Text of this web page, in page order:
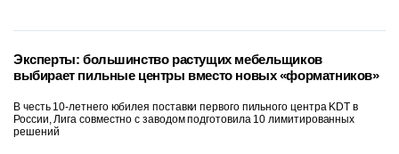
Эксперты: большинство растущих мебельщиков
выбирает пильные центры вместо новых «форматников»
В честь 10-летнего юбилея поставки первого пильного центра KDT в
России, Лига совместно с заводом подготовила 10 лимитированных
решений